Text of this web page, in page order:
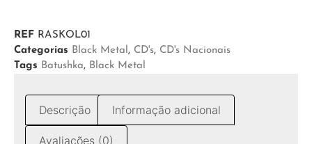
REF RASKOL01
Categorias Black Metal, CD's, CD's Nacionais
Tags Batushka, Black Metal
Descrição Informação adicional
Avaliações (0)